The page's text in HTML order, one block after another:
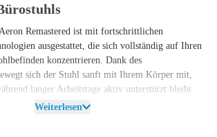
Remastered ist mit fortschrittlichen
ausgestattet, die sich vollständig auf Ihren
konzentrieren. Dank des
sich der Stuhl sanft mit Ihrem Körper mit,
langer Arbeitstage aktiv unterstützt bleibt.
die erneuerte Rückenlehne mit atmungsaktiven
Weiterlesen